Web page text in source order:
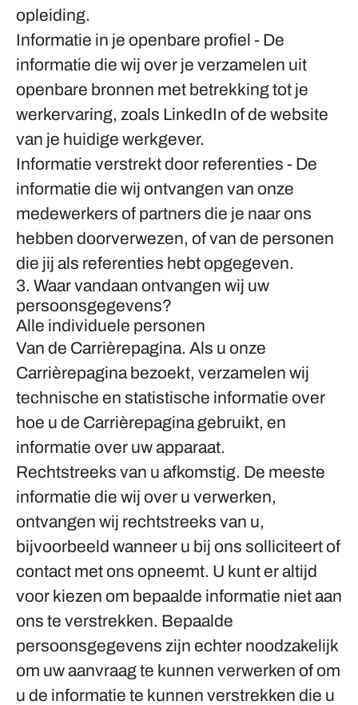
opleiding.
Informatie in je openbare profiel - De
informatie die wij over je verzamelen uit
openbare bronnen met betrekking tot je
werkervaring, zoals LinkedIn of de website
van je huidige werkgever.
Informatie verstrekt door referenties - De
informatie die wij ontvangen van onze
medewerkers of partners die je naar ons
hebben doorverwezen, of van de personen
die jij als referenties hebt opgegeven.
3. Waar vandaan ontvangen wij uw
persoonsgegevens?
Alle individuele personen
Van de Carrièrepagina. Als u onze
Carrièrepagina bezoekt, verzamelen wij
technische en statistische informatie over
hoe u de Carrièrepagina gebruikt, en
informatie over uw apparaat.
Rechtstreeks van u afkomstig. De meeste
informatie die wij over u verwerken,
ontvangen wij rechtstreeks van u,
bijvoorbeeld wanneer u bij ons solliciteert of
contact met ons opneemt. U kunt er altijd
voor kiezen om bepaalde informatie niet aan
ons te verstrekken. Bepaalde
persoonsgegevens zijn echter noodzakelijk
om uw aanvraag te kunnen verwerken of om
u de informatie te kunnen verstrekken die u